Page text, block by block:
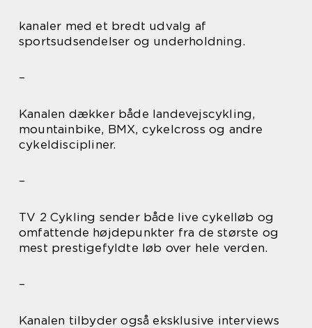
kanaler med et bredt udvalg af
sportsudsendelser og underholdning.
–
Kanalen dækker både landevejscykling,
mountainbike, BMX, cykelcross og andre
cykeldiscipliner.
–
TV 2 Cykling sender både live cykelløb og
omfattende højdepunkter fra de største og
mest prestigefyldte løb over hele verden.
–
Kanalen tilbyder også eksklusive interviews